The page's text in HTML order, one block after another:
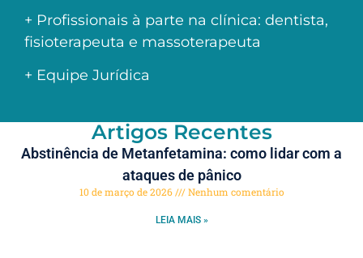
+ Profissionais à parte na clínica: dentista,
fisioterapeuta e massoterapeuta
+ Equipe Jurídica
Artigos Recentes
Abstinência de Metanfetamina: como lidar com a
ataques de pânico
10 de março de 2026 Nenhum comentário
LEIA MAIS »